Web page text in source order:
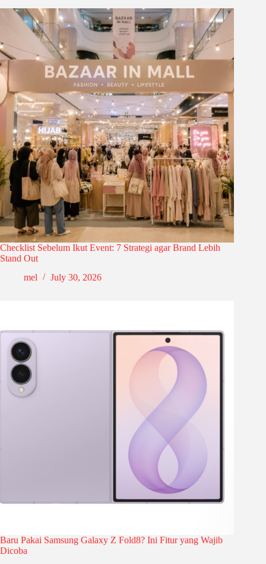
Checklist Sebelum Ikut Event: 7 Strategi agar Brand Lebih
Stand Out
mel
July 30, 2026
Baru Pakai Samsung Galaxy Z Fold8? Ini Fitur yang Wajib
Dicoba